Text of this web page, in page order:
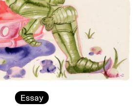
Essay